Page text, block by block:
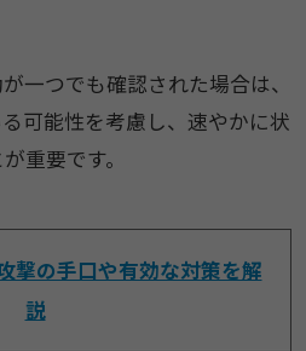
一つでも確認された場合は、
可能性を考慮し、速やかに状
重要です。
撃の手口や有効な対策を解
説